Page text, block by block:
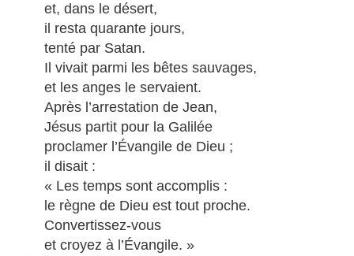
et, dans le désert,
il resta quarante jours,
tenté par Satan.
Il vivait parmi les bêtes sauvages,
et les anges le servaient.
Après l’arrestation de Jean,
Jésus partit pour la Galilée
proclamer l’Évangile de Dieu ;
il disait :
« Les temps sont accomplis :
le règne de Dieu est tout proche.
Convertissez-vous
et croyez à l’Évangile. »